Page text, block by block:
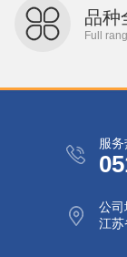
品种
Full
服
公司
江苏